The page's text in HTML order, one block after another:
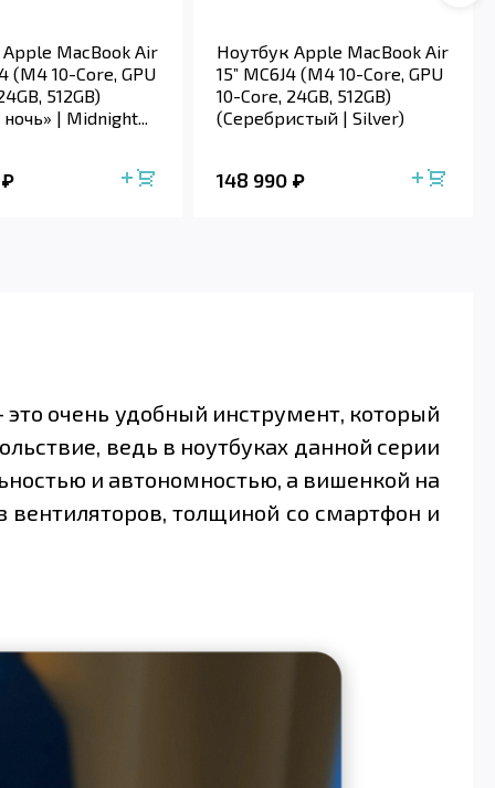
MacBook Air
(M4 10-Core, GPU
512GB)
| Midnight...
Ноутбук Apple MacBook Air
15” MC6J4 (M4 10-Core, GPU
10-Core, 24GB, 512GB)
(Серебристый | Silver)
148 990
очень удобный инструмент, который
ведь в ноутбуках данной серии
и автономностью, а вишенкой на
вентиляторов, толщиной со смартфон и